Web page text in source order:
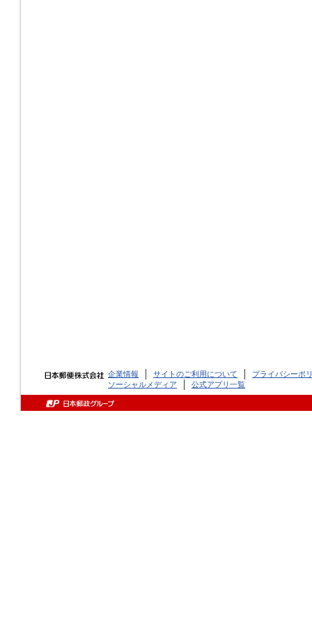
企業情報 サイトのご利用について
プライバシーポ
ソーシャルメディア
公式アプリ一覧